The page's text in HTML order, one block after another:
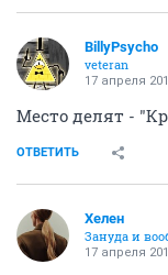
BillyPsycho
veteran
17 апреля
Место делят -
ОТВЕТИТЬ
Хелен
Зануда и
17 апреля